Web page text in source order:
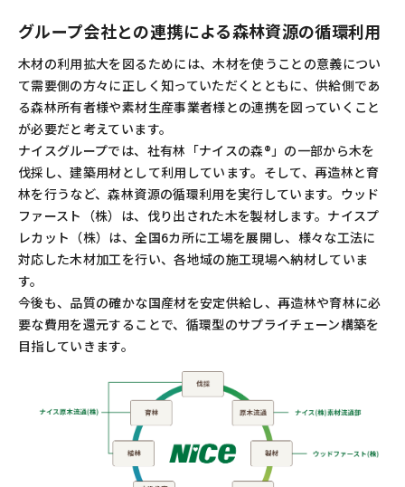
グループ会社との連携による森林資源の循環利用
木材の利用拡大を図るためには、木材を使うことの意義につい
て需要側の方々に正しく知っていただくとともに、供給側であ
る森林所有者様や素材生産事業者様との連携を図っていくこと
が必要だと考えています。
ナイスグループでは、社有林「ナイスの森®」の一部から木を
伐採し、建築用材として利用しています。そして、再造林と育
林を行うなど、森林資源の循環利用を実行しています。ウッド
ファースト（株）は、伐り出された木を製材します。ナイスプ
レカット（株）は、全国6カ所に工場を展開し、様々な工法に
対応した木材加工を行い、各地域の施工現場へ納材していま
す。
今後も、品質の確かな国産材を安定供給し、再造林や育林に必
要な費用を還元することで、循環型のサプライチェーン構築を
目指していきます。